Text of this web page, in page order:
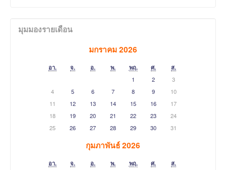
มุมมองรายเดือน
มกราคม 2026
อา. จ. อ. พ. พฤ. ศ.
ส.
1
2
3
4
5 6 7 8 9
10
11
12 13 14 15 16
17
18
19 20 21 22 23
24
25
26 27 28 29 30 31
กุมภาพันธ์ 2026
อา. จ. อ. พ. พฤ. ศ.
ส.